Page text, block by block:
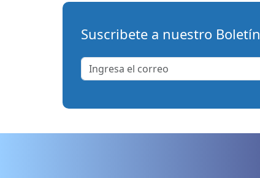
Suscribete a nuestro Boletín